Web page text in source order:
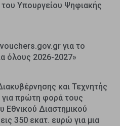
Υπουργείου Ψηφιακής
για το
όλους 2026-2027»
και Τεχνητής
πρώτη φορά τους
Εθνικού Διαστημικού
350 εκατ. ευρώ για μια